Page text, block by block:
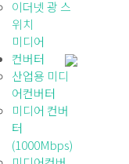
이더넷 광 스
위치
미디어
컨버터
산업용 미디
어컨버터
미디어 컨버
터
(1000Mbps)